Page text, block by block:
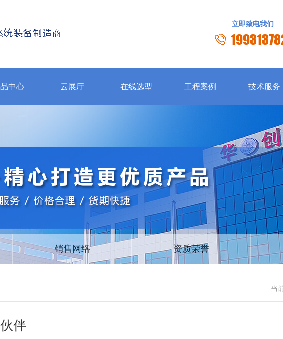
立即致电我们
中心 云展厅 在线选型 工程案例 技术服务
销售网络 资质荣誉
当
伴